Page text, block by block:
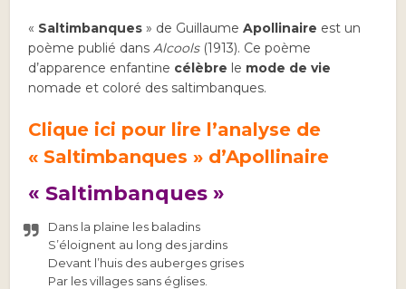
« Saltimbanques » de GuillaumeApollinaire est un
poème publié dansAlcools(1913). Ce poème
d’apparence enfantine célèbre le mode de vie
nomade et coloré des saltimbanques.
Clique ici pour lire l’analyse de
« Saltimbanques » d’Apollinaire
« Saltimbanques »
Dans la plaine les baladins
S’éloignent au long des jardins
Devant l’huis des auberges grises
Par les villages sans églises.